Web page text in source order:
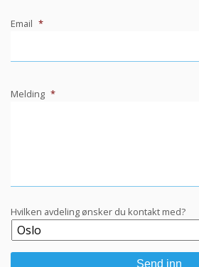
Email *
Melding *
Hvilken avdeling ønsker du kontakt med?